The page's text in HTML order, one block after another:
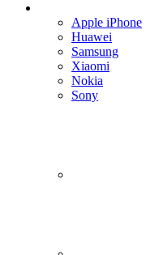
Apple iPhone
Huawei
Samsung
Xiaomi
Nokia
Sony